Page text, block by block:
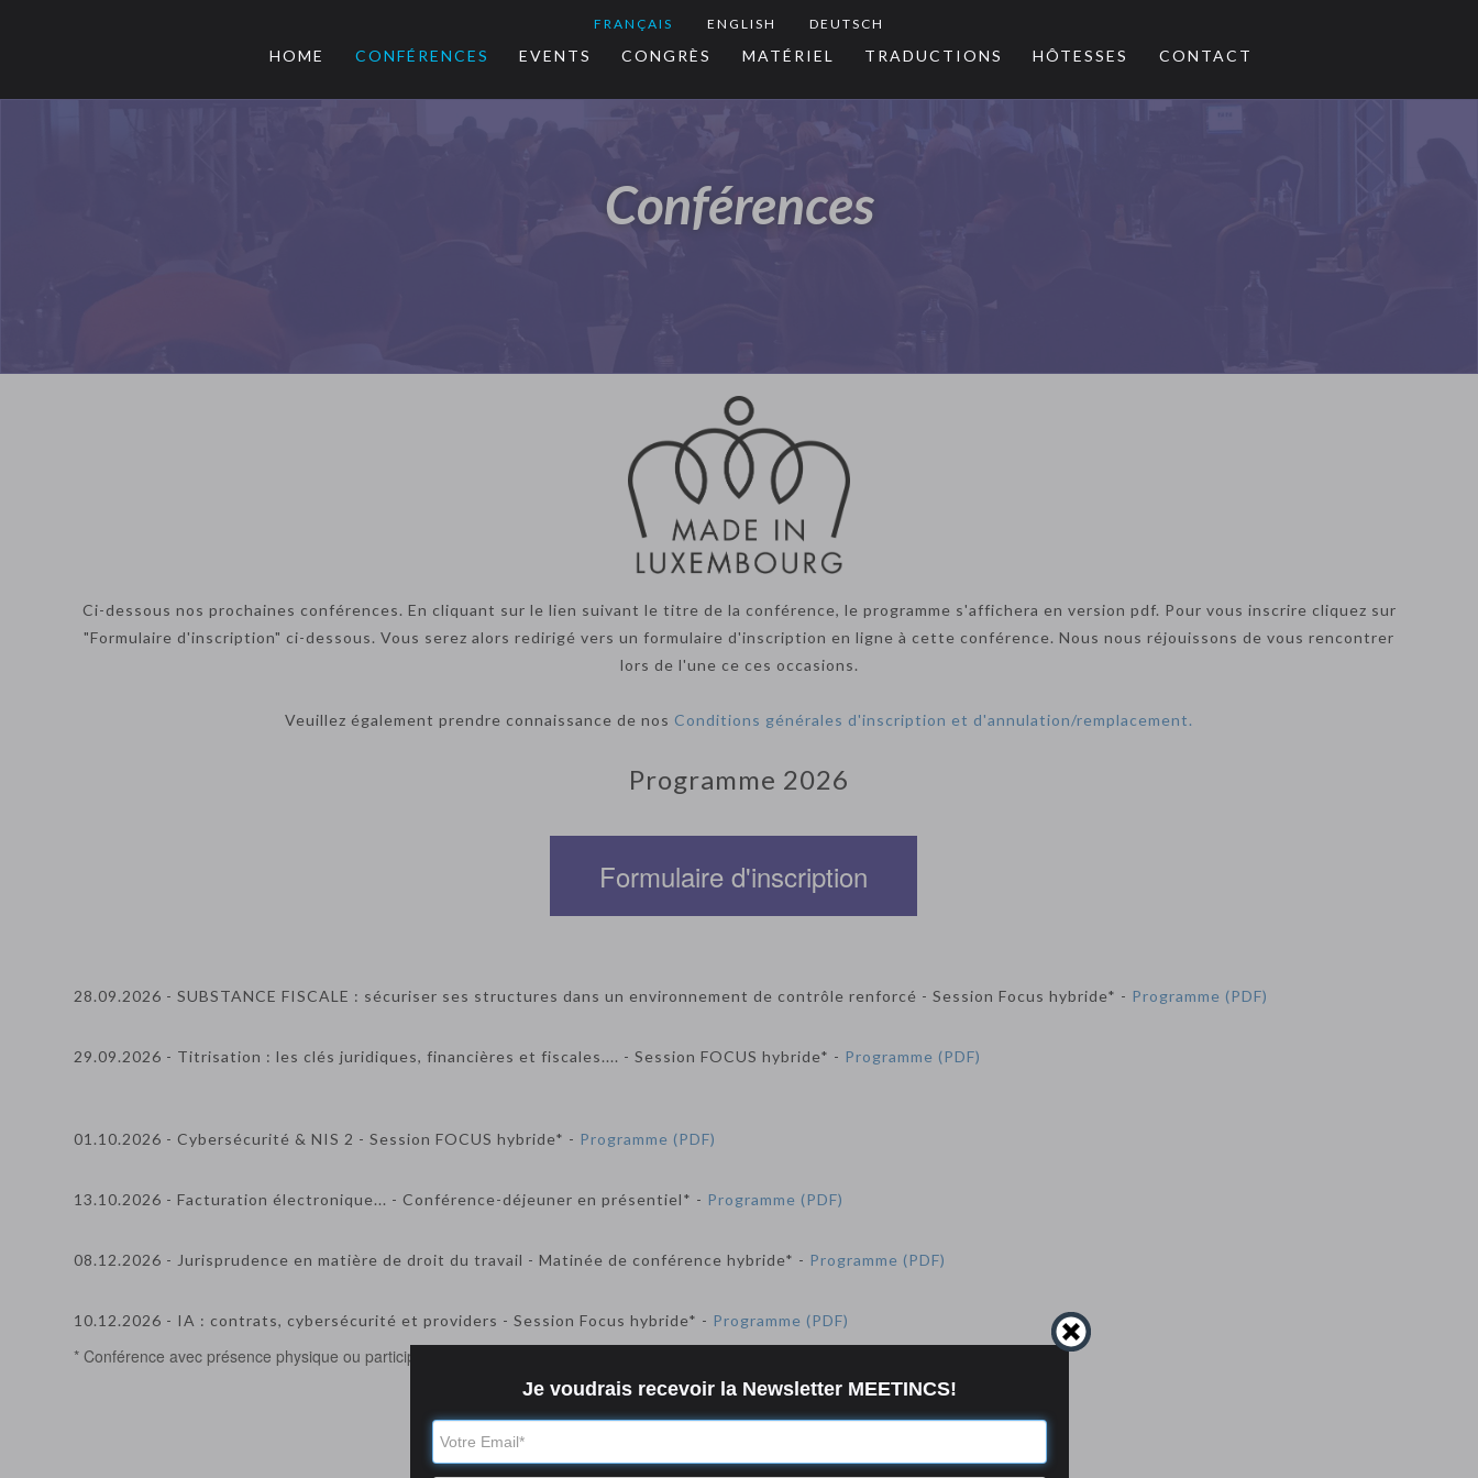
FRANÇAIS ENGLISH DEUTSCH
HOME CONFÉRENCES EVENTS CONGRÈS MATÉRIEL TRADUCTIONS HÔTESSES CONTACT
Conférences
Ci-dessous nos prochaines conférences. En cliquant sur le lien suivant le titre de la conférence, le programme s'affichera en version pdf. Pour vous inscrire cliquez sur
"Formulaire d'inscription" ci-dessous. Vous serez alors redirigé vers un formulaire d'inscription en ligne à cette conférence. Nous nous réjouissons de vous rencontrer
lors de l'une ce ces occasions.
Veuillez également prendre connaissance de nos Conditions générales d'inscription et d'annulation/remplacement.
Programme 2026
Formulaire d'inscription
28.09.2026 - SUBSTANCE FISCALE : sécuriser ses structures dans un environnement de contrôle renforcé - Session Focus hybride* - Programme (PDF)
29.09.2026 - Titrisation : les clés juridiques, financières et fiscales.... - Session FOCUS hybride* - Programme (PDF)
01.10.2026 - Cybersécurité & NIS 2 - Session FOCUS hybride* - Programme (PDF)
13.10.2026 - Facturation électronique... - Conférence-déjeuner en présentiel* - Programme (PDF)
08.12.2026 - Jurisprudence en matière de droit du travail - Matinée de conférence hybride* - Programme (PDF)
10.12.2026 - IA : contrats, cybersécurité et providers - Session Focus hybride* - Programme (PDF)
* Conférence avec présence physique ou participation en live streaming si souhaité
Je voudrais recevoir la Newsletter MEETINCS!